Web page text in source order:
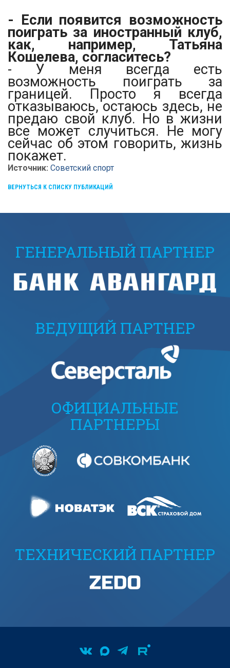
- Если появится возможность
поиграть за иностранный клуб,
как, например, Татьяна
Кошелева, согласитесь?
- У меня всегда есть
возможность поиграть за
границей. Просто я всегда
отказываюсь, остаюсь здесь, не
предаю свой клуб. Но в жизни
все может случиться. Не могу
сейчас об этом говорить, жизнь
покажет.
Источник: Советский спорт
ВЕРНУТЬСЯ К СПИСКУ ПУБЛИКАЦИЙ
ГЕНЕРАЛЬНЫЙ ПАРТНЕР
ВЕДУЩИЙ ПАРТНЕР
ОФИЦИАЛЬНЫЕ
ПАРТНЕРЫ
ТЕХНИЧЕСКИЙ ПАРТНЕР